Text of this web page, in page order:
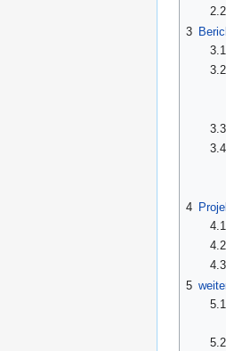
2.2
3
3.1
3.2
3.3
3.4
4
4.1
4.2
4.3
5
5.1
5.2